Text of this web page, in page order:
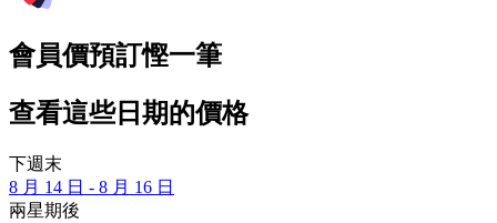
會員價預訂慳一筆
查看這些日期的價格
下週末
8 月 14 日 - 8 月 16 日
兩星期後